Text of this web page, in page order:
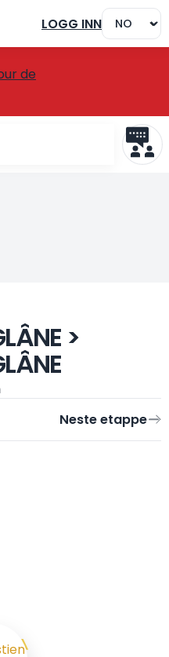
LOGG INN
>
Neste etappe